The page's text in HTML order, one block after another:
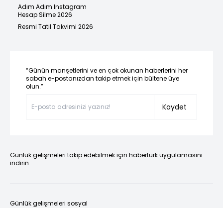
Adım Adım Instagram
Hesap Silme 2026
Resmi Tatil Takvimi 2026
“Günün manşetlerini ve en çok okunan haberlerini her
sabah e-postanızdan takip etmek için bültene üye
olun.”
Kaydet
Günlük gelişmeleri takip edebilmek için habertürk uygulamasını
indirin
Günlük gelişmeleri sosyal